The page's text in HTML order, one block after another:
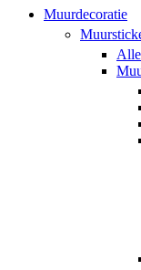
Muurdecoratie